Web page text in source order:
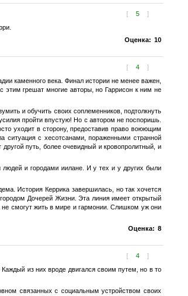
[ 5 ]
Оценка: 10
[ 4 ]
каменного века. Финал истории не менее важен,
этим грешат многие авторы, но Гаррисон к ним не
и обучить своих соплеменников, подтолкнуть
пройти впустую! Но с автором не поспоришь.
уходит в сторону, предоставив право воюющим
ситуация с хесотсанами, пораженными странной
путь, более очевидный и кровопролитный, и
и городами иилане. И у тех и у других были
История Керрика завершилась, но так хочется
Дочерей Жизни. Эта линия имеет открытый
смогут жить в мире и гармонии. Слишком уж они
Оценка: 8
[ 4 ]
из них вроде двигался своим путем, но в то
связанных с социальным устройством своих